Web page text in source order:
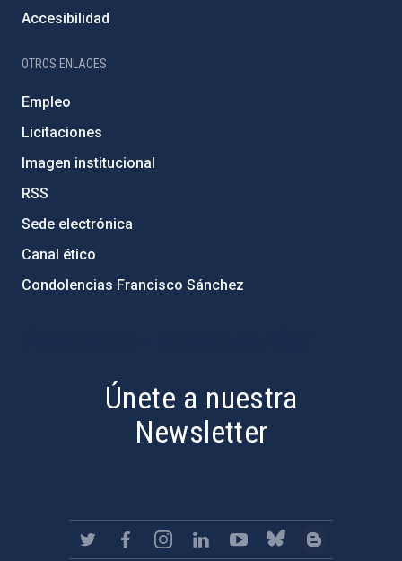
Accesibilidad
OTROS ENLACES
Empleo
Licitaciones
Imagen institucional
RSS
Sede electrónica
Canal ético
Condolencias Francisco Sánchez
Únete a nuestra
Newsletter